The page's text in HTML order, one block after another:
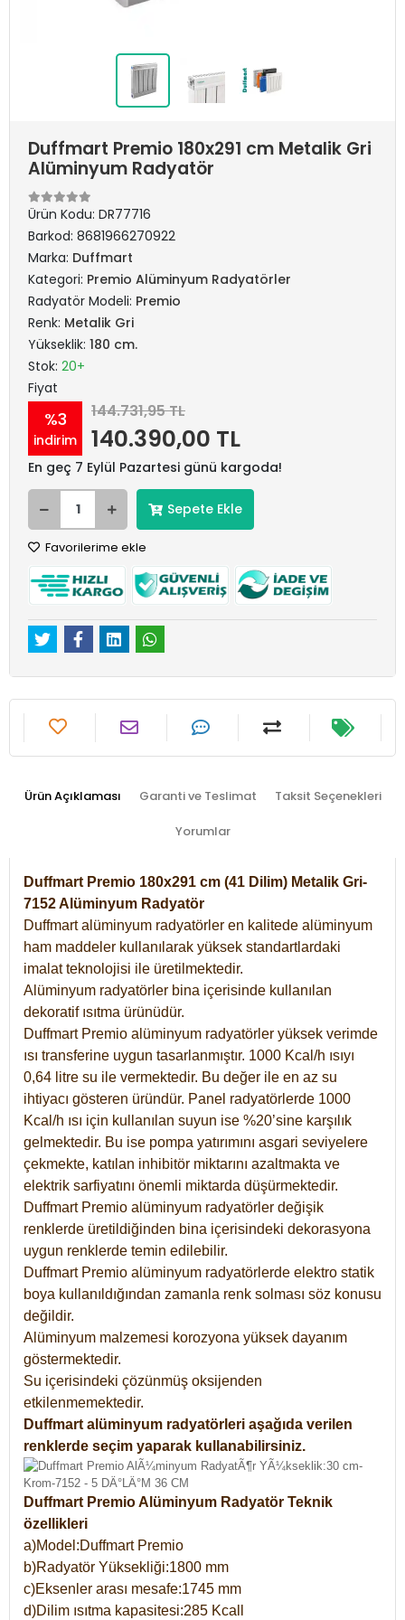
Duffmart Premio 180x291 cm Metalik Gri
Alüminyum Radyatör
Ürün Kodu: DR77716
Barkod: 8681966270922
Marka: Duffmart
Kategori: Premio Alüminyum Radyatörler
Radyatör Modeli: Premio
Renk: Metalik Gri
Yükseklik: 180 cm.
Stok: 20+
Fiyat
%3
indirim
144.731,95 TL
140.390,00 TL
En geç 7 Eylül Pazartesi günü kargoda!
Sepete Ekle
Favorilerime ekle
Ürün Açıklaması Garanti ve Teslimat Taksit Seçenekleri
Yorumlar
Duffmart Premio 180x291 cm (41 Dilim) Metalik Gri-
7152 Alüminyum Radyatör
Duffmart alüminyum radyatörler en kalitede alüminyum
ham maddeler kullanılarak yüksek standartlardaki
imalat teknolojisi ile üretilmektedir.
Alüminyum radyatörler bina içerisinde kullanılan
dekoratif ısıtma ürünüdür.
Duffmart Premio alüminyum radyatörler yüksek verimde
ısı transferine uygun tasarlanmıştır. 1000 Kcal/h ısıyı
0,64 litre su ile vermektedir. Bu değer ile en az su
ihtiyacı gösteren üründür. Panel radyatörlerde 1000
Kcal/h ısı için kullanılan suyun ise %20’sine karşılık
gelmektedir. Bu ise pompa yatırımını asgari seviyelere
çekmekte, katılan inhibitör miktarını azaltmakta ve
elektrik sarfiyatını önemli miktarda düşürmektedir.
Duffmart Premio alüminyum radyatörler değişik
renklerde üretildiğinden bina içerisindeki dekorasyona
uygun renklerde temin edilebilir.
Duffmart Premio alüminyum radyatörlerde elektro statik
boya kullanıldığından zamanla renk solması söz konusu
değildir.
Alüminyum malzemesi korozyona yüksek dayanım
göstermektedir.
Su içerisindeki çözünmüş oksijenden
etkilenmemektedir.
Duffmart alüminyum radyatörleri aşağıda verilen
renklerde seçim yaparak kullanabilirsiniz.
Duffmart Premio Alüminyum Radyatör Teknik
özellikleri
a)Model:Duffmart Premio
b)Radyatör Yüksekliği:1800 mm
c)Eksenler arası mesafe:1745 mm
d)Dilim ısıtma kapasitesi:285 Kcall